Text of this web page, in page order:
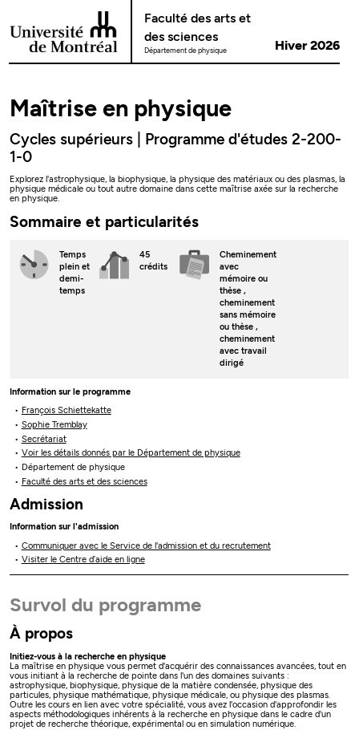
Passer au contenu
Faculté des arts et
des sciences
Département de physique Hiver 2026
Maîtrise en physique
Cycles supérieurs | Programme d'études 2-200-
1-0
Explorez l'astrophysique, la biophysique, la physique des matériaux ou des plasmas, la
physique médicale ou tout autre domaine dans cette maîtrise axée sur la recherche
en physique.
Sommaire et particularités
Temps
plein et
demi-
temps
45
crédits
Cheminement
avec
mémoire ou
thèse ,
cheminement
sans mémoire
ou thèse ,
cheminement
avec travail
dirigé
Information sur le programme
François Schiettekatte
Sophie Tremblay
Secrétariat
Voir les détails donnés par le Département de physique
Département de physique
Faculté des arts et des sciences
Admission
Information sur l'admission
Communiquer avec le Service de l'admission et du recrutement
Visiter le Centre d’aide en ligne
Survol du programme
À propos
Initiez-vous à la recherche en physique
La maîtrise en physique vous permet d'acquérir des connaissances avancées, tout en
vous initiant à la recherche de pointe dans l'un des domaines suivants :
astrophysique, biophysique, physique de la matière condensée, physique des
particules, physique mathématique, physique médicale, ou physique des plasmas.
Outre les cours en lien avec votre spécialité, vous avez l'occasion d'approfondir les
aspects méthodologiques inhérents à la recherche en physique dans le cadre d'un
projet de recherche théorique, expérimental ou en simulation numérique.